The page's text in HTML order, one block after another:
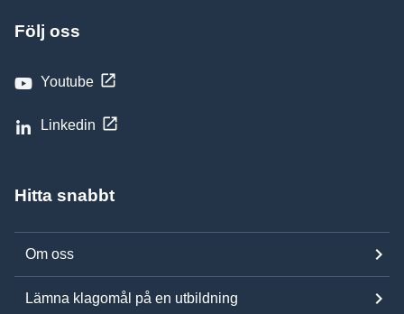
Följ oss
Youtube
Linkedin
Hitta snabbt
Om oss
Lämna klagomål på en utbildning